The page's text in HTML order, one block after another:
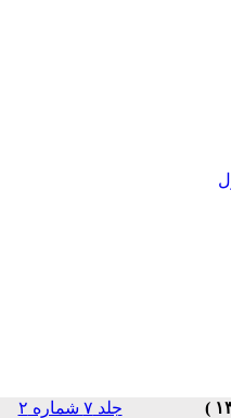
جلد ۷ شماره ۲